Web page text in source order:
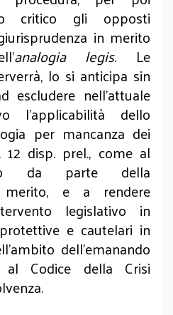
critico gli opposti
in merito
analogia legis. Le
lo si anticipa sin
escludere nell’attuale
l’applicabilità dello
per mancanza dei
disp. prel., come al
da parte della
merito, e a rendere
legislativo in
e cautelari in
dell’emanando
Codice della Crisi